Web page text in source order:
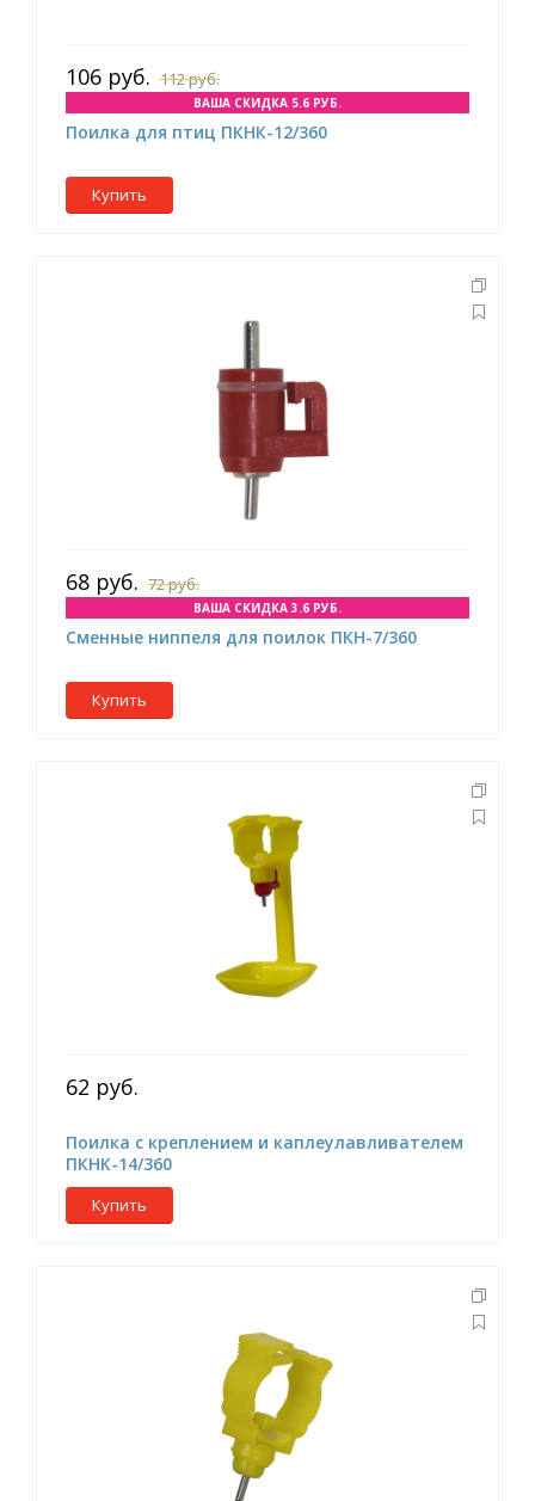
106 руб. 112 руб.
ВАША СКИДКА 5.6 РУБ.
Поилка для птиц ПКНК-12/360
Купить
68 руб. 72 руб.
ВАША СКИДКА 3.6 РУБ.
Сменные ниппеля для поилок ПКН-7/360
Купить
62 руб.
Поилка с креплением и каплеулавливателем
ПКНК-14/360
Купить